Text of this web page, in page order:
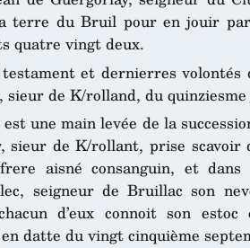
terre du Bruil pour en jouir
quatre vingt deux.
et dernierres volontés
sieur de K/rolland, du
une main levée de la
sieur de K/rollant, prise scavoir
aisné consanguin, et dans
seigneur de Bruillac son
d’eux connoit son
datte du vingt cinquième